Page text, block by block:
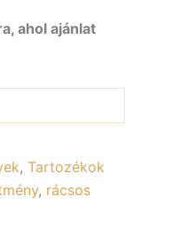
ahol ajánlat
, Tartozékok
, rácsos